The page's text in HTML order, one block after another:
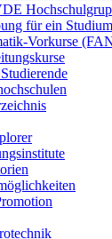
für ein Studium
Vorkurse